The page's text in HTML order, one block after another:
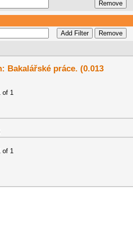
práce. (0.013
of 1
of 1